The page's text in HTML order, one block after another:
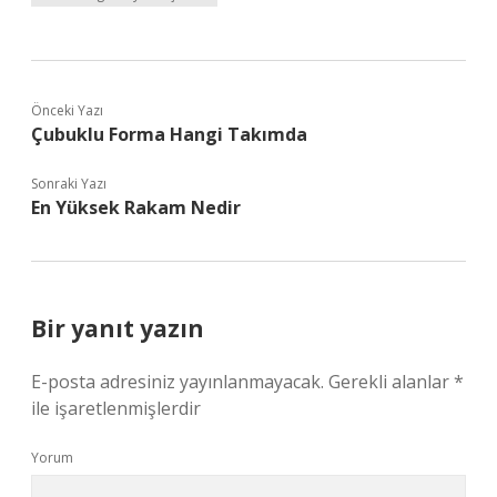
Önceki Yazı
Çubuklu Forma Hangi Takımda
Sonraki Yazı
En Yüksek Rakam Nedir
Bir yanıt yazın
E-posta adresiniz yayınlanmayacak. Gerekli alanlar*
ile işaretlenmişlerdir
Yorum